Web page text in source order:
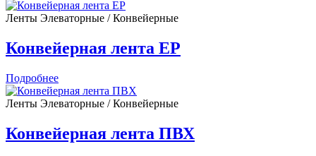
Ленты Элеваторные / Конвейерные
Конвейерная лента EP
Подробнее
Ленты Элеваторные / Конвейерные
Конвейерная лента ПВХ